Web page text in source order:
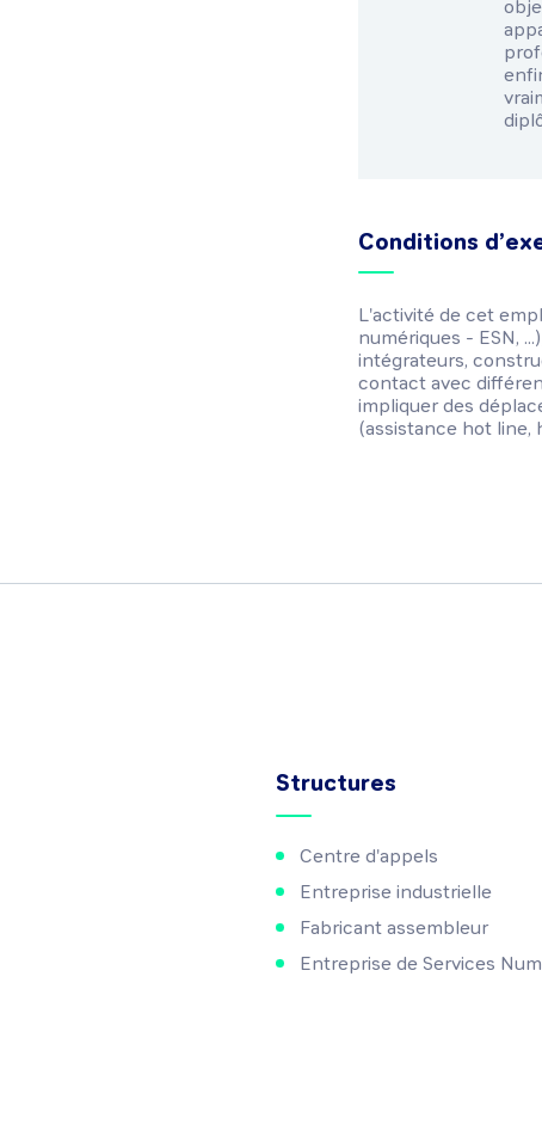
Conditions
L'activité de cet
numériques - ESN,
intégrateurs,
contact avec
impliquer des
(assistance hot line,
Structures
Centre d'appels
Entreprise industrielle
Fabricant assembleur
Entreprise de Services